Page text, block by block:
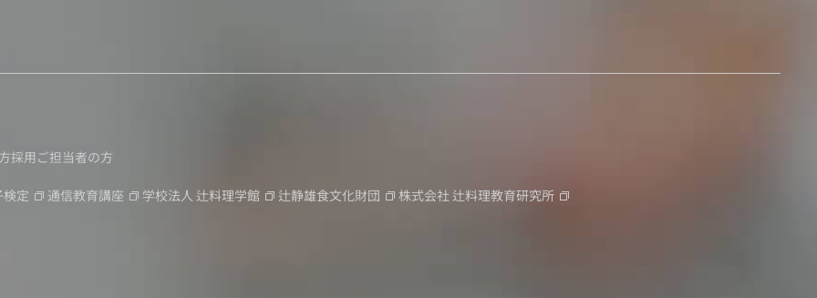
採用ご担当者の方
定 通信教育講座 学校法人 辻料理学館 辻静雄食文化財団 株式会社 辻料理教育研究所